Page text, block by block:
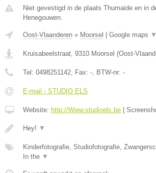
Niet gevestigd in de plaats Thumaide en in
Henegouwen.
Oost-Vlaanderen » Moorsel | Google maps ▼
Kruisabeelstraat 9310 Moorsel (Oost-
Tel: 0498251142 , Fax: - , BTW-nr: -
E-mail › STUDIO ELS
Website: http://Www.studioels.be |
Hey! ▼
Kinderfotografie, Studiofotografie,
In the ▼